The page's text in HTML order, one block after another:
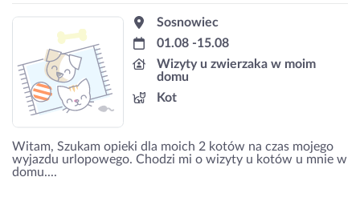
Sosnowiec
01.08 -15.08
Wizyty u zwierzaka w moim
domu
Kot
Witam, Szukam opieki dla moich 2 kotów na czas mojego
wyjazdu urlopowego. Chodzi mi o wizyty u kotów u mnie w
domu....